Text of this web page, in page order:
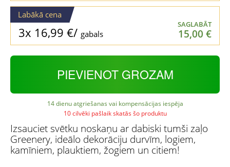
Labākā cena
3x 16,99 €/ gabals
SAGLABĀT
15,00 €
PIEVIENOT GROZAM
14 dienu atgriešanas vai kompensācijas iespēja
10 cilvēki pašlaik skatās šo produktu
Izsauciet svētku noskaņu ar dabiski tumši zaļo
Greenery, ideālo dekorāciju durvīm, logiem,
kamīniem, plauktiem, žogiem un citiem!